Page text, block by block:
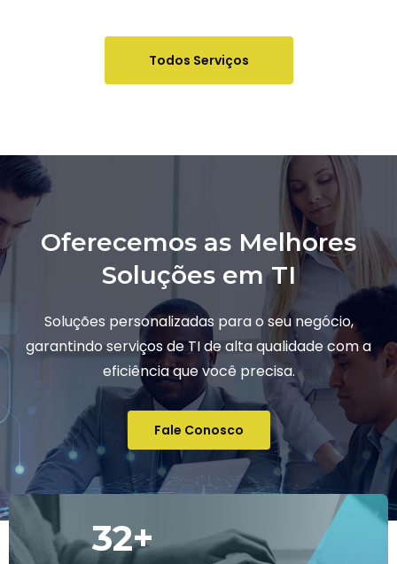
Todos Serviços
Oferecemos as Melhores
Soluções em TI
Soluções personalizadas para o seu negócio,
garantindo serviços de TI de alta qualidade com a
eficiência que você precisa.
Fale Conosco
32+